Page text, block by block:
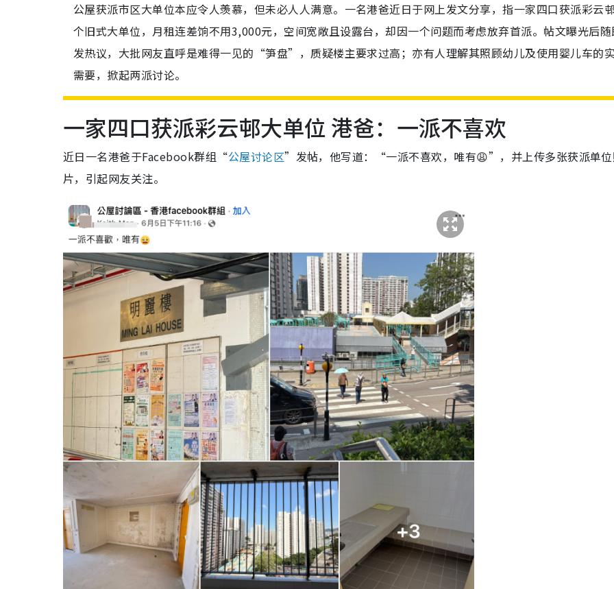
公屋获派市区大单位本应令人羡慕，但未必人人满意。一名港爸近日于网上发文分享，指一家四口获派彩云
个旧式大单位，月租连差饷不用3,000元，空间宽敞且设露台，却因一个问题而考虑放弃首派。帖文曝光后随
发热议，大批网友直呼是难得一见的“笋盘”，质疑楼主要求过高；亦有人理解其照顾幼儿及使用婴儿车的
需要，掀起两派讨论。
一家四口获派彩云邨大单位 港爸：一派不喜欢
近日一名港爸于Facebook群组“公屋讨论区”发帖，他写道：“一派不喜欢，唯有😩”，并上传多张获派单
片，引起网友关注。